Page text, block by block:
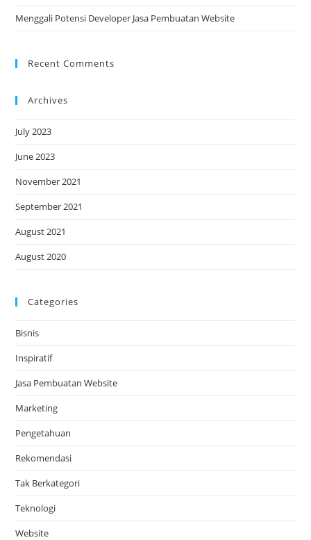
Menggali Potensi Developer Jasa Pembuatan Website
Recent Comments
Archives
July 2023
June 2023
November 2021
September 2021
August 2021
August 2020
Categories
Bisnis
Inspiratif
Jasa Pembuatan Website
Marketing
Pengetahuan
Rekomendasi
Tak Berkategori
Teknologi
Website